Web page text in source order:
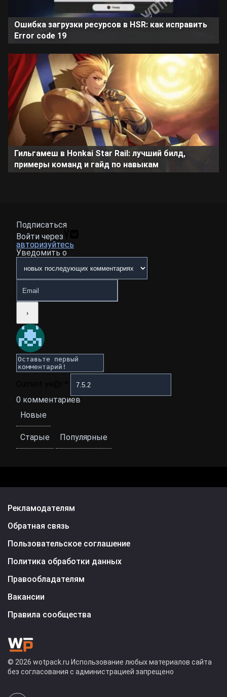
Ошибка загрузки ресурсов в HSR: как исправить
Error code 19
Гильгамеш в Honkai Star Rail: лучший билд,
примеры команд и гайд по навыкам
Подписаться
Войти через
авторизуйтесь
Уведомить о
0 комментариев
Новые
Старые Популярные
Рекламодателям
Обратная связь
Пользовательское соглашение
Политика обработки данных
Правообладателям
Вакансии
Правила сообщества
© 2026 wotpack.ru Использование любых материалов сайта
без согласования с администрацией запрещено